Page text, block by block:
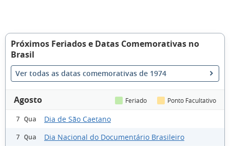
Próximos Feriados e Datas Comemorativas no
Brasil
Ver todas as datas comemorativas de 1974
Agosto Feriado Ponto Facultativo
7 Qua Dia de São Caetano
7 Qua Dia Nacional do Documentário Brasileiro